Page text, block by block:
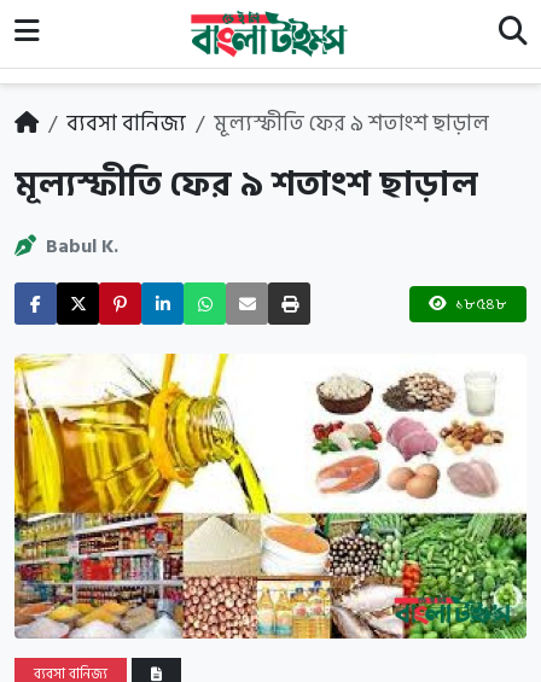
ব্যবসা বানিজ্য মূল্যস্ফীতি ফের ৯ শতাংশ ছাড়াল
মূল্যস্ফীতি ফের ৯ শতাংশ ছাড়াল
Babul K.
১৮৫৪৮
ব্যবসা বানিজ্য